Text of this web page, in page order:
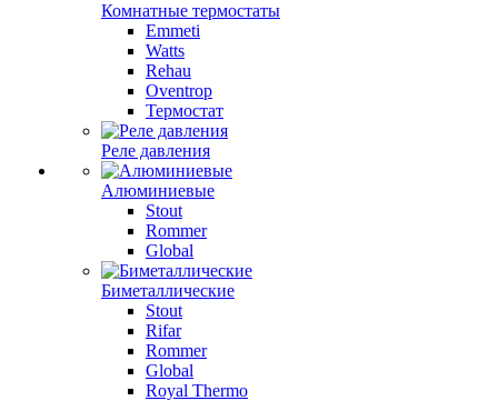
Комнатные термостаты
Emmeti
Watts
Rehau
Oventrop
Термостат
Реле давления
Алюминиевые
Stout
Rommer
Global
Биметаллические
Stout
Rifar
Rommer
Global
Royal Thermo